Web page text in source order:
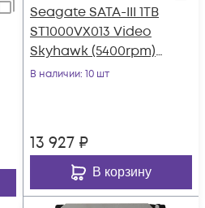
Seagate SATA-III 1TB
ST1000VX013 Video
Skyhawk (5400rpm)
256Mb 3.5"
В наличии: 10 шт
13 927 ₽
В корзину